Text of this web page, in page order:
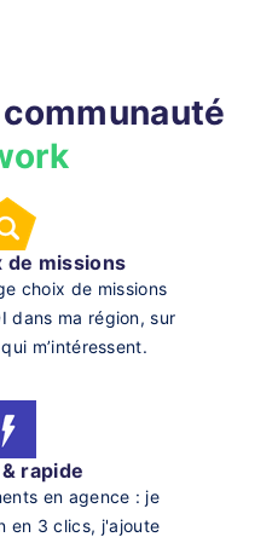
de missions
choix de missions
dans ma région, sur
m’intéressent.
rapide
en agence : je
en 3 clics, j'ajoute